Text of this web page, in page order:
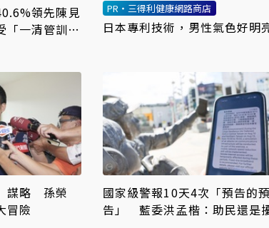
領先陳見
「一清管訓」
PR・三得利健康網路商店
日本專利技術，男性氣色好明
謀略 孫榮
冒險
國家級警報10天4次「預告的
告」 藍委洪孟楷：助民還是